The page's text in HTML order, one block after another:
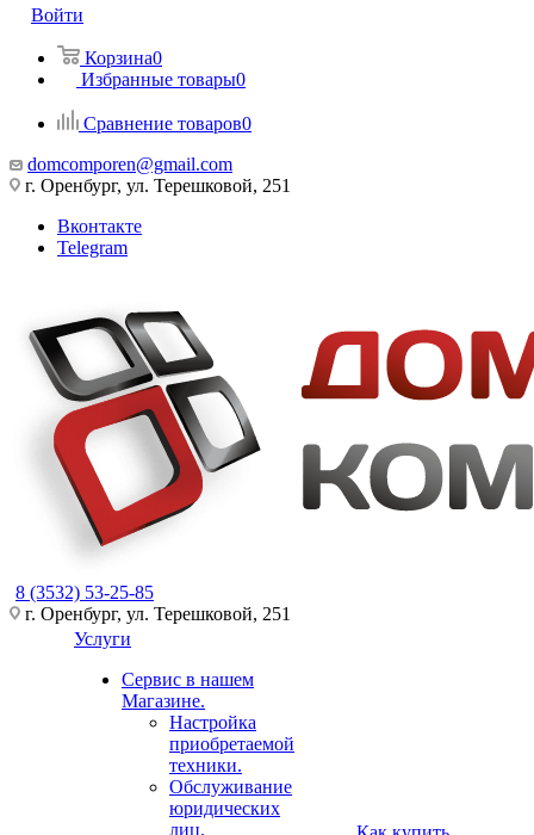
Войти
Корзина0
Избранные товары0
Сравнение товаров0
domcomporen@gmail.com
г. Оренбург, ул. Терешковой, 251
Вконтакте
Telegram
8 (3532) 53-25-85
г. Оренбург, ул. Терешковой, 251
Услуги
Сервис в нашем
Магазине.
Настройка
приобретаемой
техники.
Обслуживание
юридических
лиц.